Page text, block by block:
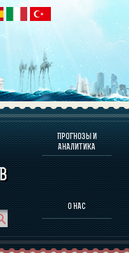
ПРОГНОЗЫ И
АНАЛИТИКА
О НАС
ЛИЧНОСТЕЙ